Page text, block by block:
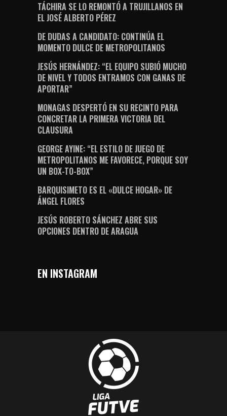
TÁCHIRA SE LO REMONTÓ A TRUJILLANOS EN
EL JOSÉ ALBERTO PÉREZ
DE DUDAS A CANDIDATO: CONTINÚA EL
MOMENTO DULCE DE METROPOLITANOS
JESÚS HERNÁNDEZ: “EL EQUIPO SUBIÓ MUCHO
DE NIVEL Y TODOS ENTRAMOS CON GANAS DE
APORTAR”
MONAGAS DESPERTÓ EN SU RECINTO PARA
CONCRETAR LA PRIMERA VICTORIA DEL
CLAUSURA
GEORGE AYINE: “EL ESTILO DE JUEGO DE
METROPOLITANOS ME FAVORECE, PORQUE SOY
UN BOX-TO-BOX”
BARQUISIMETO ES EL «DULCE HOGAR» DE
ÁNGEL FLORES
JESÚS ROBERTO SÁNCHEZ ABRE SUS
OPCIONES DENTRO DE ARAGUA
EN INSTAGRAM